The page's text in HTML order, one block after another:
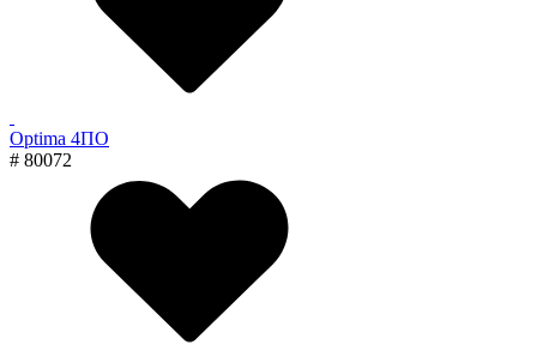
Optima 4ПО
# 80072